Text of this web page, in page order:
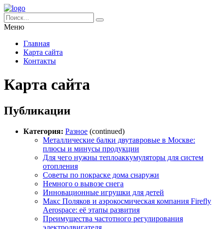
Меню
Главная
Карта сайта
Контакты
Карта сайта
Публикации
Категория: Разное (continued)
Металлические балки двутавровые в Москве:
плюсы и минусы продукции
Для чего нужны теплоаккумуляторы для систем
отопления
Советы по покраске дома снаружи
Немного о вывозе снега
Инновационные игрушки для детей
Макс Поляков и аэрокосмическая компания Firefly
Aerospace: её этапы развития
Преимущества частотного регулирования
электродвигателя